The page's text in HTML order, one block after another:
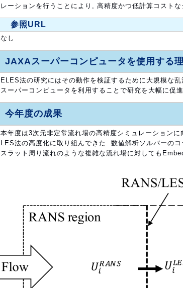
レーションを行うことにより, 高精度かつ低計算コスト
参照URL
なし
JAXAスーパーコンピュータを使用する
ELES法の研究にはその動作を検証するために大規模な
スーパーコンピュータを利用することで研究を大幅に促
今年度の成果
本年度は3次元非定常流れ場の高精度シミュレーション
LES法の高度化に取り組んできた. 数値解析ソルバーの
スラット周り流れのような複雑な流れ場に対しても